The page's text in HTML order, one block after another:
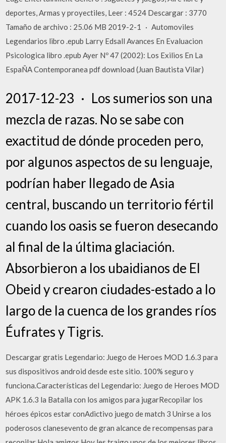
deportes, Armas y proyectiles, Leer : 4524 Descargar : 3770
Tamaño de archivo : 25.06 MB 2019-2-1 · Automoviles
Legendarios libro .epub Larry Edsall Avances En Evaluacion
Psicologica libro .epub Ayer Nº 47 (2002): Los Exilios En La
EspaÑA Contemporanea pdf download (Juan Bautista Vilar)
2017-12-23 · Los sumerios son una
mezcla de razas. No se sabe con
exactitud de dónde proceden pero,
por algunos aspectos de su lenguaje,
podrían haber llegado de Asia
central, buscando un territorio fértil
cuando los oasis se fueron desecando
al final de la última glaciación.
Absorbieron a los ubaidianos de El
Obeid y crearon ciudades-estado a lo
largo de la cuenca de los grandes ríos
Éufrates y Tigris.
Descargar gratis Legendario: Juego de Heroes MOD 1.6.3 para
sus dispositivos android desde este sitio. 100% seguro y
funciona.Características del Legendario: Juego de Heroes MOD
APK 1.6.3 la Batalla con los amigos para jugarRecopilar los
héroes épicos estar conAdictivo juego de match 3 Unirse a los
poderosos clanesevento de gran alcance de recompensas para